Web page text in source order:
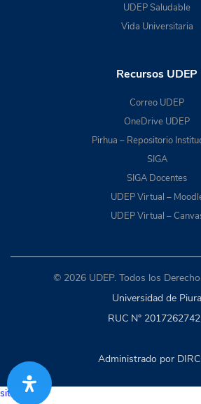
UDEP Saludable
Vida Universitaria
Recursos UDEP
Correo UDEP
OneDrive UDEP
Pirhua – Repositorio
SIGA
SIGA Docentes
UDEP Virtual –
UDEP Virtual –
© 2026 UDEP. Todos los
Universidad de Piura
RUC N°
Administrado por
situs togel